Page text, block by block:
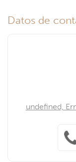
Datos de
undefined,